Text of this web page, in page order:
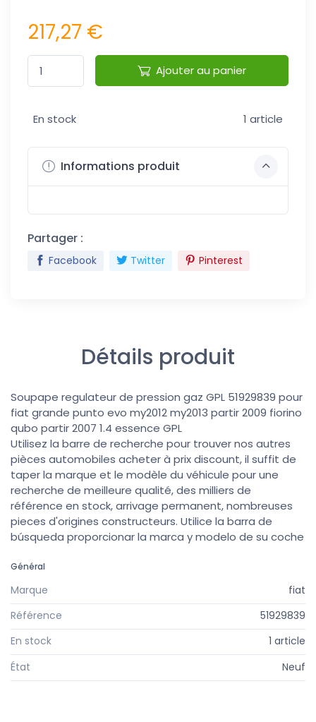
217,27 €
Ajouter au panier
En stock 1 article
Informations produit
Partager :
Facebook Twitter Pinterest
Détails produit
Soupape regulateur de pression gaz GPL 51929839 pour
fiat grande punto evo my2012 my2013 partir 2009 fiorino
qubo partir 2007 1.4 essence GPL
Utilisez la barre de recherche pour trouver nos autres
pièces automobiles acheter à prix discount, il suffit de
taper la marque et le modèle du véhicule pour une
recherche de meilleure qualité, des milliers de
référence en stock, arrivage permanent, nombreuses
pieces d'origines constructeurs. Utilice la barra de
búsqueda proporcionar la marca y modelo de su coche
Général
Marque
fiat
Référence
51929839
En stock
1 article
État
Neuf